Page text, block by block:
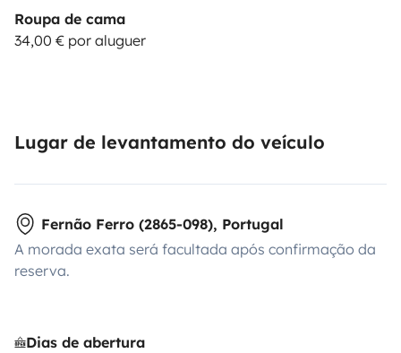
Roupa de cama
34,00 € por aluguer
Lugar de levantamento do veículo
Fernão Ferro (2865-098), Portugal
A morada exata será facultada após confirmação da
reserva.
Dias de abertura